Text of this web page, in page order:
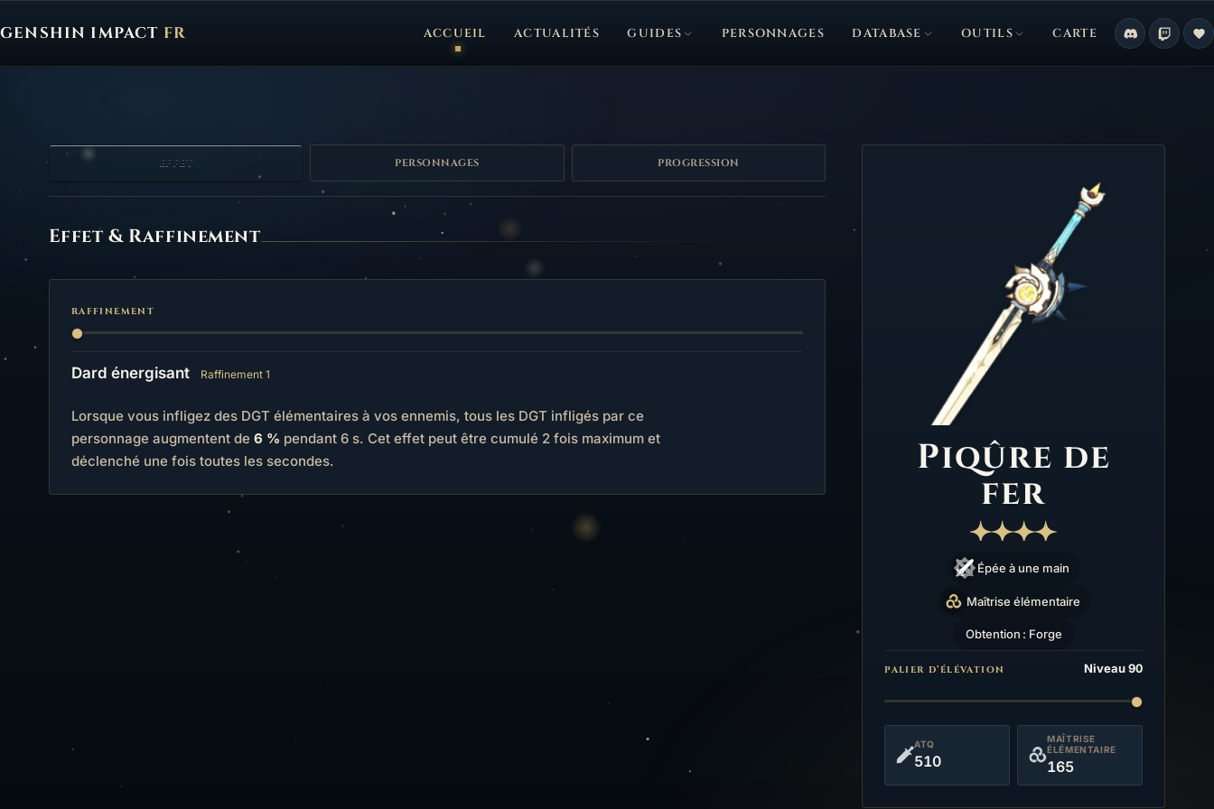
GENSHIN IMPACT FR
Genshin Impact FR, retour à l'accueil
ACCUEIL ACTUALITÉS GUIDES PERSONNAGES DATABASE OUTILS CARTE
EFFET PERSONNAGES PROGRESSION
Effet
Effet & Raffinement
RAFFINEMENT
Dard énergisant Raffinement 1
Lorsque vous infligez des DGT élémentaires à vos ennemis, tous les DGT infligés par ce
personnage augmentent de 6 % pendant 6 s. Cet effet peut être cumulé 2 fois maximum et
déclenché une fois toutes les secondes.
Piqûre de
fer
Épée à une main
Maîtrise élémentaire
Obtention : Forge
PALIER D’ÉLÉVATION Niveau 90
ATQ
510
MAÎTRISE
ÉLÉMENTAIRE
165